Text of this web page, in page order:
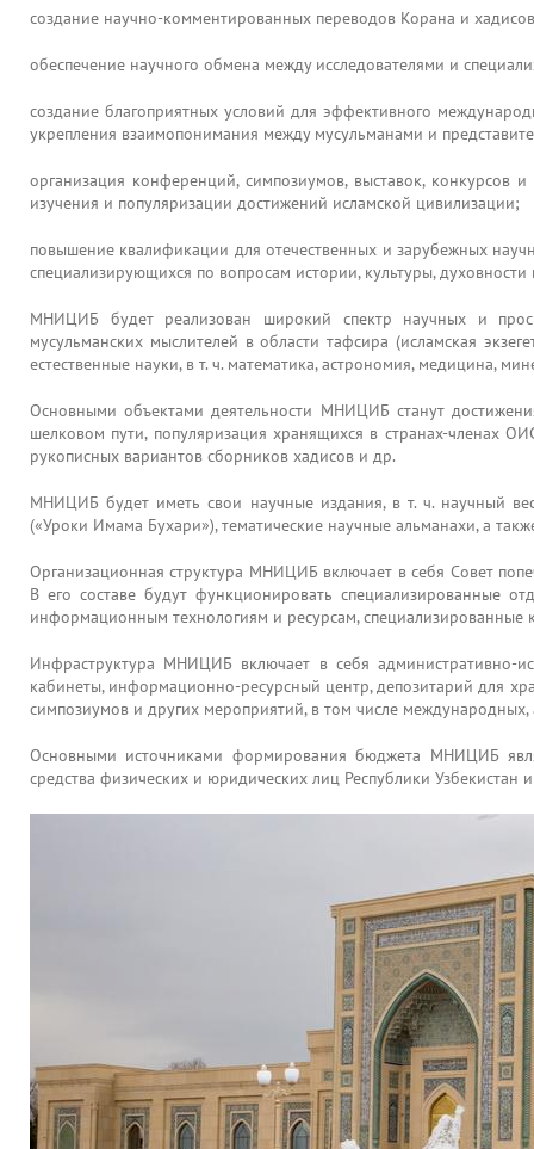
создание научно-комментированных переводов Корана и
обеспечение научного обмена между исследователями и
создание благоприятных условий для эффективного
укрепления взаимопонимания между мусульманами и
организация конференций, симпозиумов, выставок, конкурсов
изучения и популяризации достижений исламской цивилизации;
повышение квалификации для отечественных и зарубежных
специализирующихся по вопросам истории, культуры,
МНИЦИБ будет реализован широкий спектр научных и
мусульманских мыслителей в области тафсира (исламская
естественные науки, в т. ч. математика, астрономия, медицина,
Основными объектами деятельности МНИЦИБ станут
шелковом пути, популяризация хранящихся в странах-членах
рукописных вариантов сборников хадисов и др.
МНИЦИБ будет иметь свои научные издания, в т. ч. научный
(«Уроки Имама Бухари»), тематические научные альманахи, а
Организационная структура МНИЦИБ включает в себя Совет
В его составе будут функционировать специализированные
информационным технологиям и ресурсам, специализированные
Инфраструктура МНИЦИБ включает в себя административно-
кабинеты, информационно-ресурсный центр, депозитарий для
симпозиумов и других мероприятий, в том числе
Основными источниками формирования бюджета МНИЦИБ
средства физических и юридических лиц Республики Узбекистан